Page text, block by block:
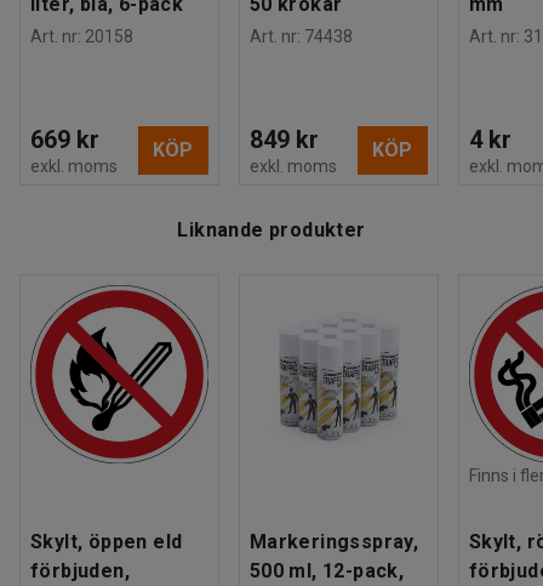
Art. nr: 20158
669 kr
exkl. moms
KÖP
Art. nr: 74438
849 kr
exkl. moms
KÖP
Art. nr:
4 kr
exkl.
Liknande produkter
Skylt, öppen eld
förbjuden,
Markeringsspray,
500 ml, 12-pack,
Finns i
Skylt,